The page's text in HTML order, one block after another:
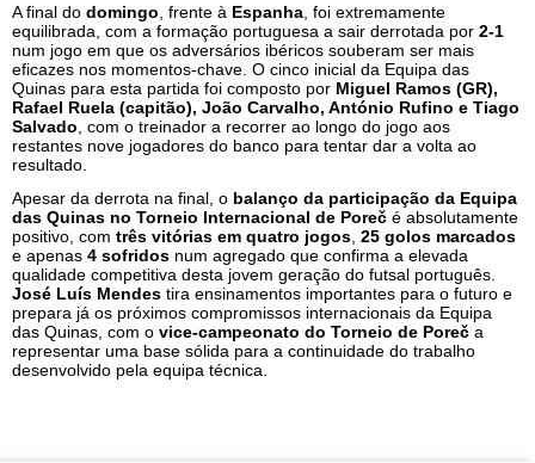
A final do domingo , frente à Espanha , foi extremamente
equilibrada, com a formação portuguesa a sair derrotada por 2-1
num jogo em que os adversários ibéricos souberam ser mais
eficazes nos momentos-chave. O cinco inicial da Equipa das
Quinas para esta partida foi composto por Miguel Ramos (GR),
Rafael Ruela (capitão), João Carvalho, António Rufino e Tiago
Salvado , com o treinador a recorrer ao longo do jogo aos
restantes nove jogadores do banco para tentar dar a volta ao
resultado.
Apesar da derrota na final, o balanço da participação da Equipa
das Quinas no Torneio Internacional de Poreč é absolutamente
positivo, com três vitórias em quatro jogos 25 golos marcados
e apenas 4 sofridos num agregado que confirma a elevada
qualidade competitiva desta jovem geração do futsal português.
José Luís Mendes tira ensinamentos importantes para o futuro e
prepara já os próximos compromissos internacionais da Equipa
das Quinas, com o vice-campeonato do Torneio de Poreč a
representar uma base sólida para a continuidade do trabalho
desenvolvido pela equipa técnica.